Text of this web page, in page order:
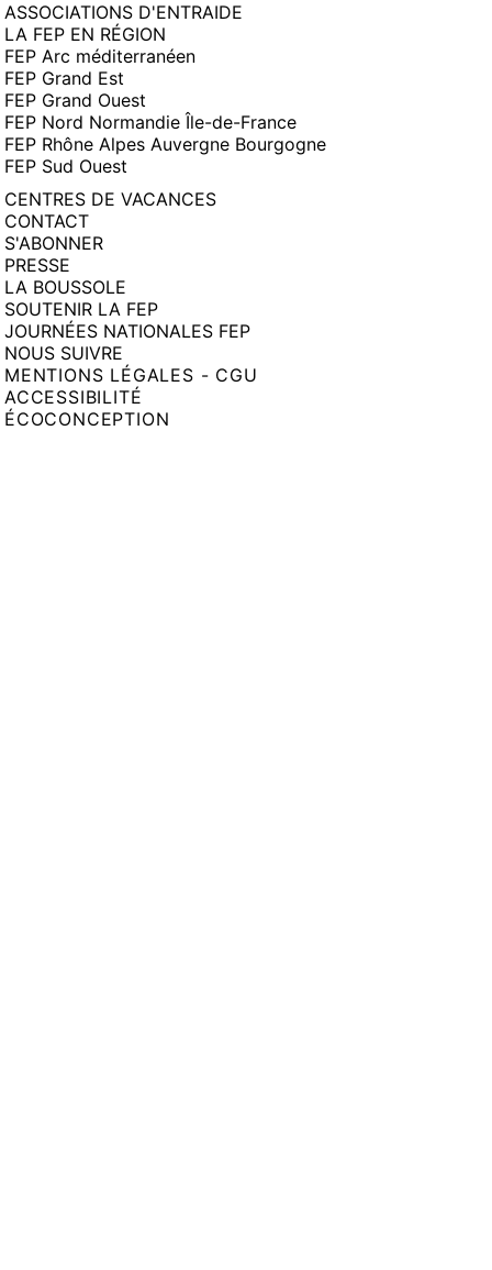
ASSOCIATIONS D'ENTRAIDE
LA FEP EN RÉGION
FEP Arc méditerranéen
FEP Grand Est
FEP Grand Ouest
FEP Nord Normandie Île-de-France
FEP Rhône Alpes Auvergne Bourgogne
FEP Sud Ouest
CENTRES DE VACANCES
CONTACT
S'ABONNER
PRESSE
LA BOUSSOLE
SOUTENIR LA FEP
JOURNÉES NATIONALES FEP
NOUS SUIVRE
MENTIONS LÉGALES - CGU
ACCESSIBILITÉ
ÉCOCONCEPTION